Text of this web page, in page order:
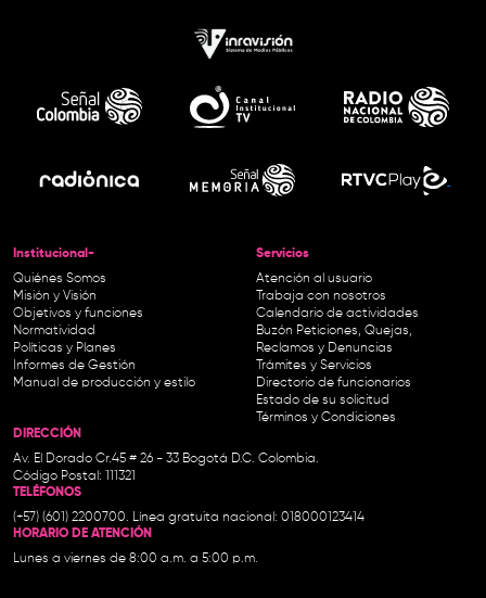
Institucional-
Quiénes Somos
Misión y Visión
Objetivos y funciones
Normatividad
Políticas y Planes
Informes de Gestión
Manual de producción y estilo
Servicios
Atención al usuario
Trabaja con nosotros
Calendario de actividades
Buzón Peticiones, Quejas,
Reclamos y Denuncias
Trámites y Servicios
Directorio de funcionarios
Estado de su solicitud
Términos y Condiciones
DIRECCIÓN
Av. El Dorado Cr.45 # 26 - 33 Bogotá D.C. Colombia.
Código Postal: 111321
TELÉFONOS
(+57) (601) 2200700. Línea gratuita nacional: 018000123414
HORARIO DE ATENCIÓN
Lunes a viernes de 8:00 a.m. a 5:00 p.m.